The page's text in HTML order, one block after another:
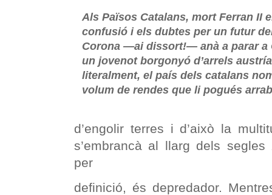
Als Països Catalans, mort Ferran II
confusió i els dubtes per un futur
Corona —ai dissort!— anà a parar a
un jovenot borgonyó d’arrels
literalment, el país dels catalans
volum de rendes que li pogués
d’engolir terres i d’això la
s’embrancà al llarg dels
per
definició, és depredador.